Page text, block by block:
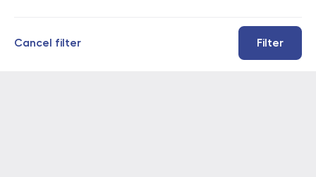
Filter
Cancel filter